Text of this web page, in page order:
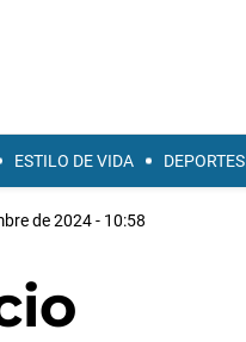
ESTILO DE VIDA DEPORTES
de 2024 - 10:58